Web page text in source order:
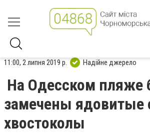
11:00, 2 липня 2019 р. Надійне джерело
На Одесском пляже
замечены ядовитые
хвостоколы